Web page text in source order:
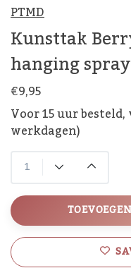
PTMD
Kunsttak
hanging spray
€9,95
Voor 15 uur
werkdagen)